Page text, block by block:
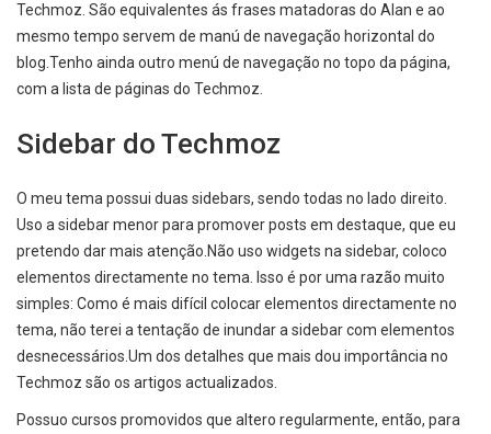
Techmoz. São equivalentes ás frases matadoras do Alan e ao
mesmo tempo servem de manú de navegação horizontal do
blog.Tenho ainda outro menú de navegação no topo da página,
com a lista de páginas do Techmoz.
Sidebar do Techmoz
O meu tema possui duas sidebars, sendo todas no lado direito.
Uso a sidebar menor para promover posts em destaque, que eu
pretendo dar mais atenção.Não uso widgets na sidebar, coloco
elementos directamente no tema. Isso é por uma razão muito
simples: Como é mais difícil colocar elementos directamente no
tema, não terei a tentação de inundar a sidebar com elementos
desnecessários.Um dos detalhes que mais dou importância no
Techmoz são os artigos actualizados.
Possuo cursos promovidos que altero regularmente, então, para